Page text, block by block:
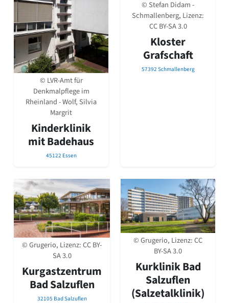
© LVR-Amt für
Denkmalpflege im
Rheinland - Wolf, Silvia
Margrit
Kinderklinik
mit Badehaus
45122 Essen
© Stefan Didam -
Schmallenberg, Lizenz:
CC BY-SA 3.0
Kloster
Grafschaft
57392 Schmallenberg
© Grugerio, Lizenz:CC BY-
SA 3.0
Kurgastzentrum
Bad Salzuflen
32105 Bad Salzuflen
© Grugerio, Lizenz:CC
BY-SA 3.0
Kurklinik Bad
Salzuflen
(Salzetalklinik)